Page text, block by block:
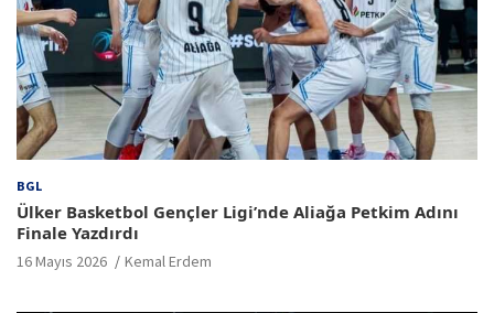
BGL
Ülker Basketbol Gençler Ligi’nde Aliağa Petkim Adını
Finale Yazdırdı
16 Mayıs 2026 Kemal Erdem